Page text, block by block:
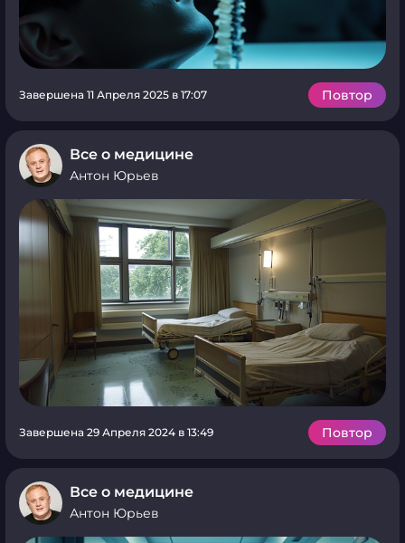
Завершена 11 Апреля 2025 в 17:07 Повтор
Все о медицине
Антон Юрьев
Завершена 29 Апреля 2024 в 13:49 Повтор
Все о медицине
Антон Юрьев